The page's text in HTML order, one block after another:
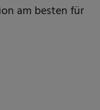
am besten für